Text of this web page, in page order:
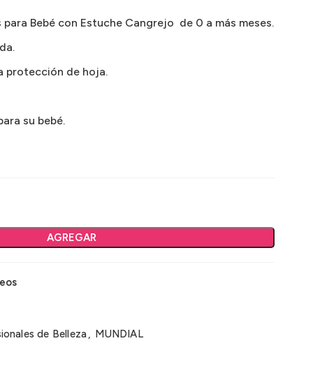
Bebé con Estuche Cangrejo de 0 a más meses.
protección de hoja.
su bebé.
AGREGAR
de Belleza, MUNDIAL